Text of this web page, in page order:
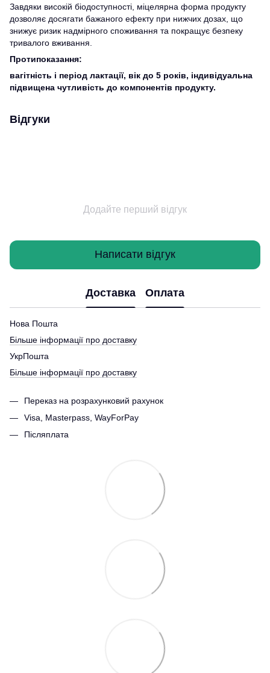
Завдяки високій біодоступності, міцелярна форма продукту
дозволяє досягати бажаного ефекту при нижчих дозах, що
знижує ризик надмірного споживання та покращує безпеку
тривалого вживання.
Протипоказання:
вагітність і період лактації, вік до 5 років, індивідуальна
підвищена чутливість до компонентів продукту.
Відгуки
Додайте перший відгук
Написати відгук
Доставка Оплата
Нова Пошта
Більше інформації про доставку
УкрПошта
Більше інформації про доставку
Переказ на розрахунковий рахунок
Visa, Masterpass, WayForPay
Післяплата